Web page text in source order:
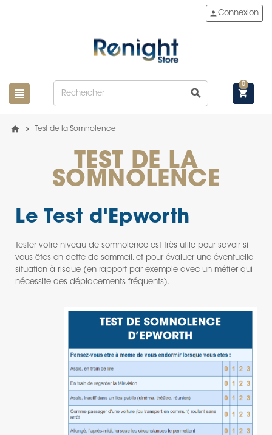
view_headline search
personConnexion
shopping_cart
0
home chevron_right Test de la Somnolence
TEST DE LA
SOMNOLENCE
Le Test d'Epworth
Tester votre niveau de somnolence est très utile pour savoir si
vous êtes en dette de sommeil, et pour évaluer une éventuelle
situation à risque (en rapport par exemple avec un métier qui
nécessite des déplacements fréquents).